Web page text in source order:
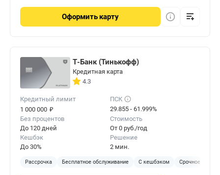
Оформить карту
Т-Банк (Тинькофф)
Кредитная карта
4.3
Кредитный лимит
1 000 000 ₽
ПСК
29.855 - 61.999%
Без процентов
До 120 дней
Стоимость
От 0 руб./год
Кешбэк
До 30%
Решение
2 мин.
Рассрочка Бесплатное обслуживание С кешбэком Срочное